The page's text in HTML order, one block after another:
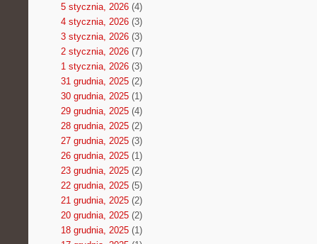
5 stycznia, 2026(4)
4 stycznia, 2026(3)
3 stycznia, 2026(3)
2 stycznia, 2026(7)
1 stycznia, 2026(3)
31 grudnia, 2025(2)
30 grudnia, 2025(1)
29 grudnia, 2025(4)
28 grudnia, 2025(2)
27 grudnia, 2025(3)
26 grudnia, 2025(1)
23 grudnia, 2025(2)
22 grudnia, 2025(5)
21 grudnia, 2025(2)
20 grudnia, 2025(2)
18 grudnia, 2025(1)